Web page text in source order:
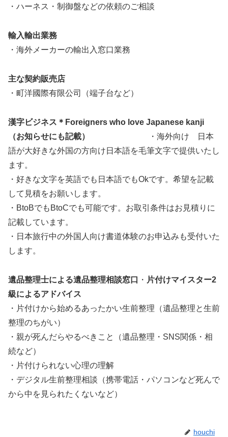
・ハーネス・制御盤などの依頼のご相談
輸入輸出業務
・海外メーカーの輸出入窓口業務
主な契約販売店
・町洋國際有限公司（端子台など）
漢字ビジネス＊Foreigners who love Japanese kanji
（お知らせにも記載）
・海外向け 日本
語が大好きな外国の方向け日本語を毛筆文字で提供いたし
ます。
・好きな文字を英語でも日本語でもOkです。希望を記載
して見積をお願いします。
・BtoBでもBtoCでも可能です。お取引条件はお見積りに
記載しています。
・日本旅行中の外国人向け書道体験のお申込みも受付いた
します。
遺品整理士による遺品整理相談窓口 ・ 片付けマイスター2
級によるアドバイス
・片付けから始めるあったかい生前整理（遺品整理と生前
整理のちがい）
・親が死んだらやるべきこと（遺品整理・SNS関係・相
続など）
・片付けられない心理の理解
・デジタル生前整理相談（携帯電話・パソコンなど死んで
から中を見られたくないなど）
houchi